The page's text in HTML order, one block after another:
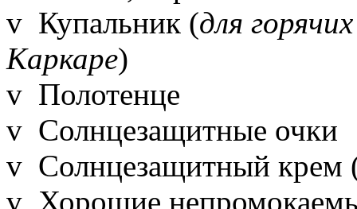
v Купальник (для
Каркаре)
v Полотенце
v Солнцезащитные очки
v Солнцезащитный крем
v Хорошие